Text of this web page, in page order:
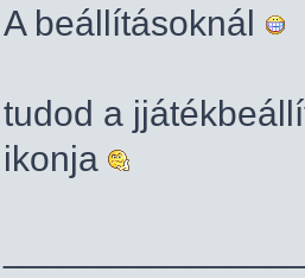
A beállításoknál
tudod a
ikonja